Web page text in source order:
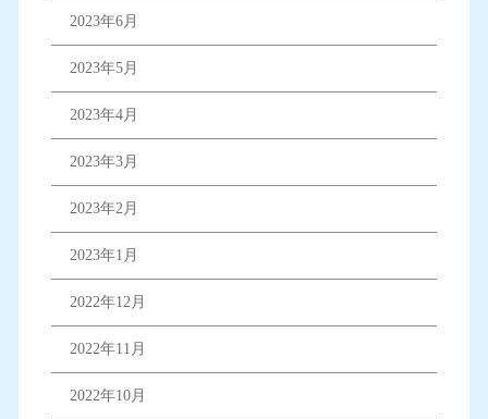
2023年6月
2023年5月
2023年4月
2023年3月
2023年2月
2023年1月
2022年12月
2022年11月
2022年10月